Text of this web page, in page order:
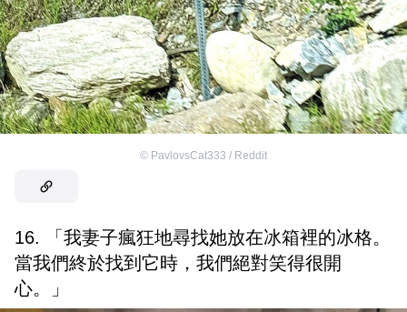
© PavlovsCat333 / Reddit
16. 「我妻子瘋狂地尋找她放在冰箱裡的冰格。
當我們終於找到它時，我們絕對笑得很開
心。」